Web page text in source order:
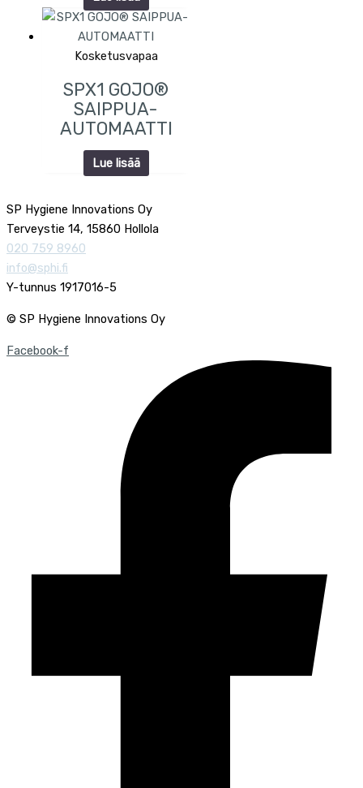
Kosketusvapaa
SPX1 GOJO®
SAIPPUA-
AUTOMAATTI
Lue lisää
SP Hygiene Innovations Oy
Terveystie 14, 15860 Hollola
020 759 8960
info@sphi.fi
Y-tunnus 1917016-5
© SP Hygiene Innovations Oy
Facebook-f